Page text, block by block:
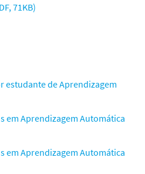
71KB)
estudante de Aprendizagem
em Aprendizagem Automática
em Aprendizagem Automática